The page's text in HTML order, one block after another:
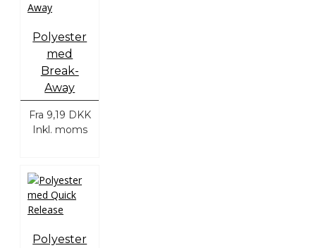
Polyester
med
Break-
Away
Fra 9,19 DKK
Inkl. moms
Polyester